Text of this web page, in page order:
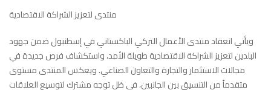
منتدى لتعزيز الشراكة الاقتصادية
ويأتي انعقاد منتدى الأعمال التركي الباكستاني في إسطنبول ضمن جهود
البلدين لتعزيز الشراكة الاقتصادية طويلة الأمد، واستكشاف فرص جديدة في
مجالات الاستثمار والتجارة والتعاون الصناعي. ويعكس المنتدى مستوى
متقدماً من التنسيق بين الجانبين، في ظل توجه مشترك لتوسيع العلاقات